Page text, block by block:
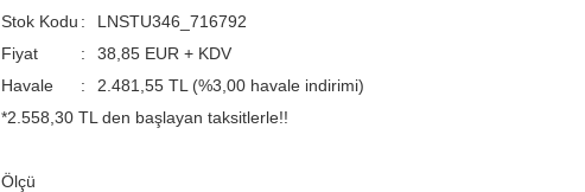
Stok Kodu
LNSTU346_716792
Fiyat
38,85 EUR + KDV
Havale
2.481,55 TL (%3,00 havale indirimi)
*2.558,30 TL den başlayan taksitlerle!!
Ölçü